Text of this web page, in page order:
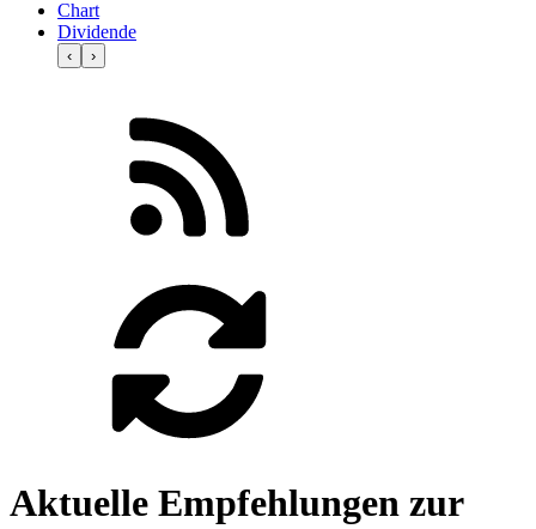
Chart
Dividende
‹ ›
Aktuelle Empfehlungen zur